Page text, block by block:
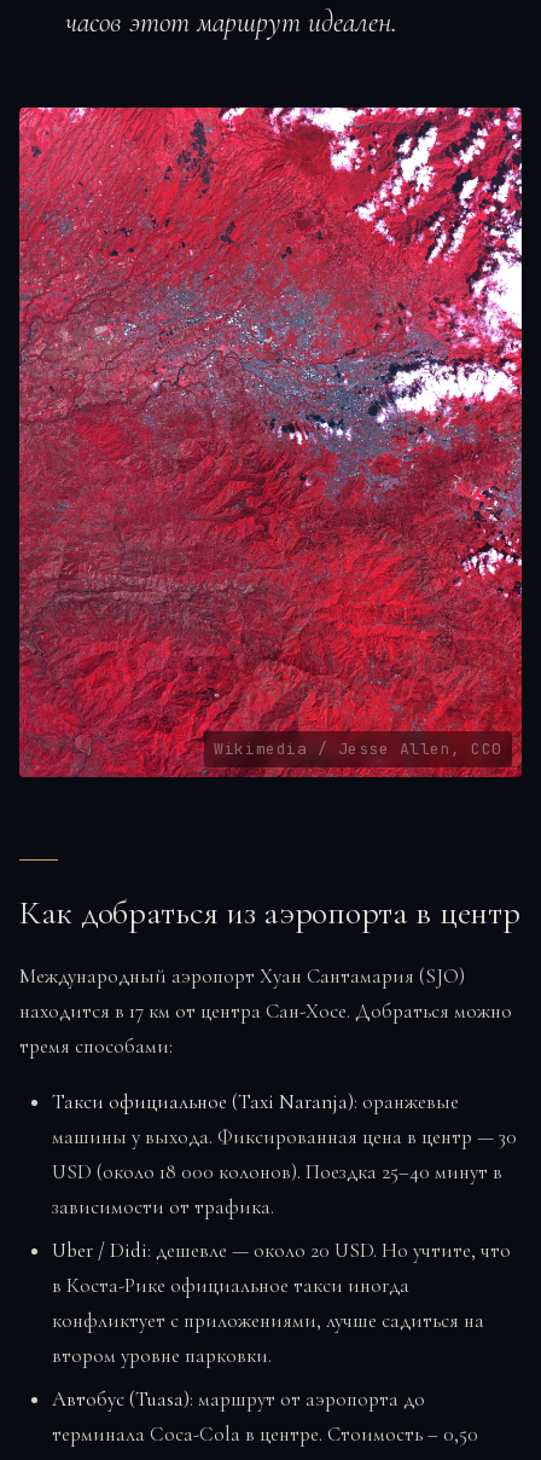
часов этот маршрут идеален.
Wikimedia / Jesse Allen, CC0
Как добраться из аэропорта в центр
Международный аэропорт Хуан Сантамария (SJO)
находится в 17 км от центра Сан-Хосе. Добраться можно
тремя способами:
Такси официальное (Taxi Naranja): оранжевые
машины у выхода. Фиксированная цена в центр — 30
USD (около 18 000 колонов). Поездка 25–40 минут в
зависимости от трафика.
Uber / Didi: дешевле — около 20 USD. Но учтите, что
в Коста-Рике официальное такси иногда
конфликтует с приложениями, лучше садиться на
втором уровне парковки.
Автобус (Tuasa): маршрут от аэропорта до
терминала Coca-Cola в центре. Стоимость – 0,50